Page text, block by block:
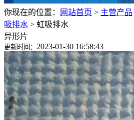
你现在的位置： 网站首页 > 主营产品
吸排水 > 虹吸排水
异形片
更新时间： 2023-01-30 16:58:43